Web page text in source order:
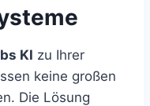
KI zu Ihrer
keine großen
Die Lösung